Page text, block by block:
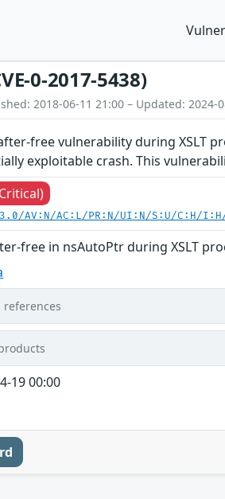
0-2017-5438)
2018-06-11 21:00 – Updated: 2024-
free vulnerability during XSLT
exploitable crash. This
AV:N/AC:L/PR:N/UI:N/S:U/C:H/
free in nsAutoPtr during XSLT
references
19 00:00